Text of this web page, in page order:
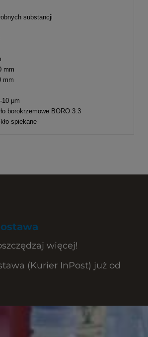
substancji
mm
mm
10 μm
borokrzemowe BORO 3.3
spiekane
więcej!
(Kurier InPost) już od